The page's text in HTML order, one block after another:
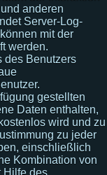
anderen
Server-Log-
mit der
werden.
des Benutzers
gestellten
Daten enthalten,
wird und zu
zu jeder
einschließlich
Kombination von
Hilfe des